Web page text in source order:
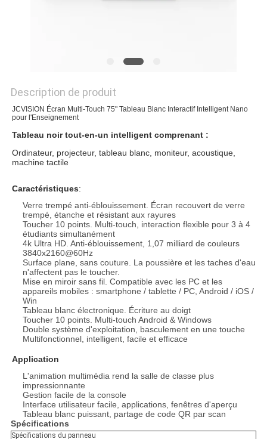
POLITIQUE
DE
CONFIDENTIALITÉ
Description de produit
JCVISION Écran Multi-Touch 75" Tableau Blanc Interactif Intelligent Nano
pour l'Enseignement
Tableau noir tout-en-un intelligent comprenant :
Ordinateur, projecteur, tableau blanc, moniteur, acoustique,
machine tactile
Caractéristiques:
Verre trempé anti-éblouissement. Écran recouvert de verre
trempé, étanche et résistant aux rayures
Toucher 10 points. Multi-touch, interaction flexible pour 3 à 4
étudiants simultanément
4k Ultra HD. Anti-éblouissement, 1,07 milliard de couleurs
3840x2160@60Hz
Surface plane, sans couture. La poussière et les taches d'eau
n'affectent pas le toucher.
Mise en miroir sans fil. Compatible avec les PC et les
appareils mobiles : smartphone / tablette / PC, Android / iOS /
Win
Tableau blanc électronique. Écriture au doigt
Toucher 10 points. Multi-touch Android & Windows
Double système d'exploitation, basculement en une touche
Multifonctionnel, intelligent, facile et efficace
Application
L'animation multimédia rend la salle de classe plus
impressionnante
Gestion facile de la console
Interface utilisateur facile, applications, fenêtres d'aperçu
Tableau blanc puissant, partage de code QR par scan
Spécifications
Spécifications du panneau